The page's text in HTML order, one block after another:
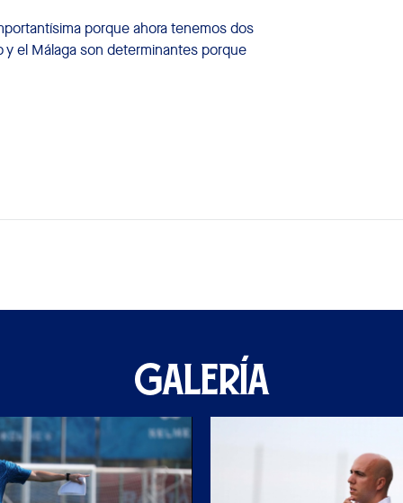
porque ahora tenemos dos
el Málaga son determinantes porque
GALERÍA